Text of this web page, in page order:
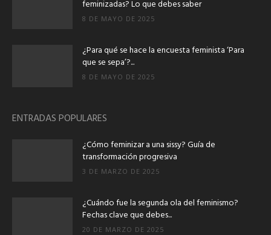
feminizadas? Lo que debes saber
8 DE MAYO DE 2025
¿Para qué se hace la encuesta feminista ‘Para
que se sepa’?...
8 DE MAYO DE 2025
ENTRADAS POPULARES
¿Cómo feminizar a una sissy? Guía de
transformación progresiva
3 DE MARZO DE 2025
¿Cuándo fue la segunda ola del feminismo?
Fechas clave que debes...
20 DE MARZO DE 2025